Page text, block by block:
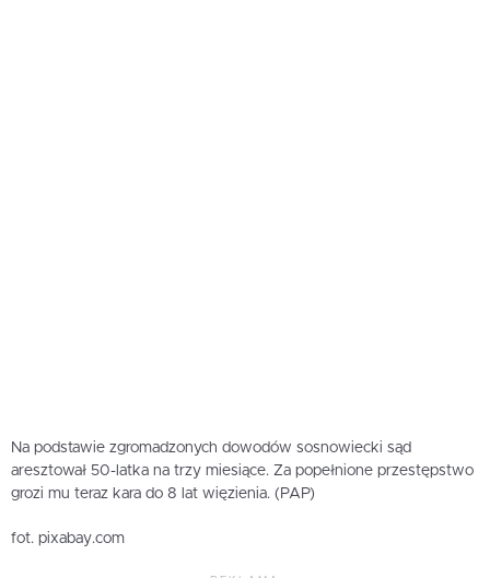
Na podstawie zgromadzonych dowodów sosnowiecki sąd
aresztował 50-latka na trzy miesiące. Za popełnione przestępstwo
grozi mu teraz kara do 8 lat więzienia. (PAP)
fot. pixabay.com